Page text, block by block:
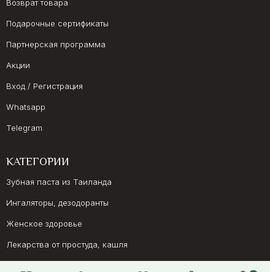
Возврат товара
Подарочные сертификаты
Партнерская программа
Акции
Вход / Регистрация
Whatsapp
Telegram
КАТЕГОРИИ
Зубная паста из Таиланда
Ингаляторы, дезодоранты
Женское здоровье
Лекарства от простуда, кашля